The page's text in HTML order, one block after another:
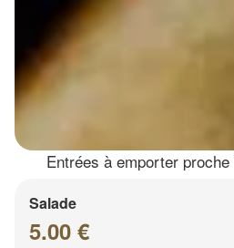
Entrées à emporter
Salade
5.00 €